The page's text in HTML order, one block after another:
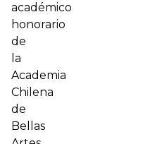
académico
honorario
de
la
Academia
Chilena
de
Bellas